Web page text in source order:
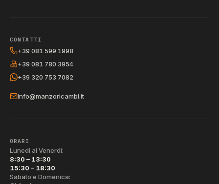
CONTATTI
+39 081 599 1998
+39 081 780 3954
+39 320 753 7082
info@manzoricambi.it
ORARI
Lunedì al Venerdì:
8:30 – 13:30
15:30 – 18:30
Sabato e Domenica: